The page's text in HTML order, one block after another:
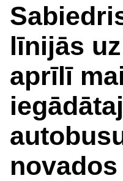
līnijās
aprīlī
novados